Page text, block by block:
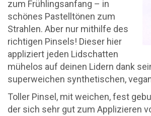
zum Frühlingsanfang – in
schönes Pastelltönen zum
Strahlen. Aber nur mithilfe des
richtigen Pinsels! Dieser hier
appliziert jeden Lidschatten
mühelos auf deinen Lidern dank
superweichen synthetischen,
Toller Pinsel, mit weichen, fest
der sich sehr gut zum Applizieren